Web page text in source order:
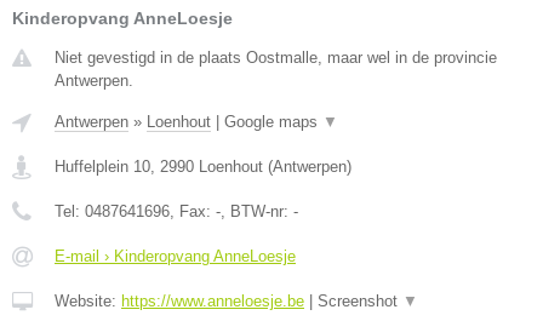
Kinderopvang AnneLoesje
Niet gevestigd in de plaats Oostmalle, maar wel in de provincie
Antwerpen.
Antwerpen » Loenhout Google maps ▼
Huffelplein 10, 2990 Loenhout (Antwerpen)
Tel: 0487641696, Fax: -, BTW-nr: -
E-mail › Kinderopvang AnneLoesje
Website: https://www.anneloesje.be Screenshot ▼